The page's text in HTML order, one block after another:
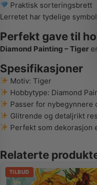
Praktisk sorteringsbrett
Lerretet har tydelige
Perfekt gave til
Diamond Painting – Tiger
Spesifikasjoner
Motiv: Tiger
Hobbytype: Diamond
Passer for nybegynnere
Glitrende og detaljrikt
Perfekt som dekorasjon
Relaterte
TILBUD